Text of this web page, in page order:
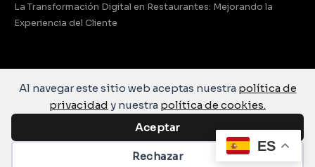
La Transformación Digital en Restaurantes: Mejorando la
Experiencia del Cliente
ES
Al navegar este sitio web aceptas nuestra política de
privacidad y nuestra política de cookies.
Aceptar
Rechazar